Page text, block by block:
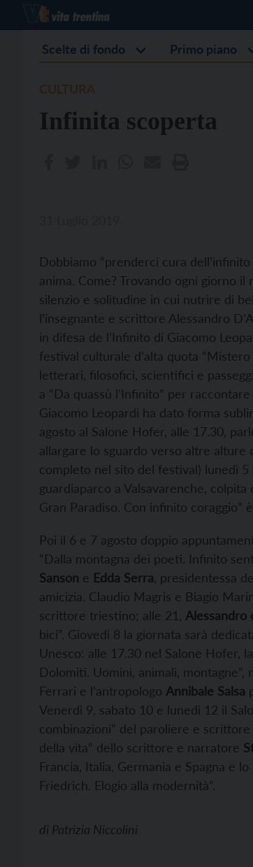
Scelte di fondo Primo piano
Infinita scoperta
Dobbiamo “prenderci cura
anima. Come? Trovando ogni giorno
silenzio e solitudine in cui nutrire di
l’insegnante e scrittore Alessandro
in difesa de l’Infinito di Giacomo
festival culturale d’alta quota
letterari, filosofici, scientifici e
a “Da quassù l’Infinito” per
Giacomo Leopardi ha dato forma
agosto al Salone Hofer, alle 17.30,
allargare lo sguardo verso altre
completo nel sito del festival) lunedì 5
guardiaparco a Valsavarenche,
Gran Paradiso. Con infinito coraggio”
Poi il 6 e 7 agosto doppio
“Dalla montagna dei poeti. Infinito
Sanson e Edda Serra , presidentessa
amicizia. Claudio Magris e Biagio
scrittore triestino; alle 21, Alessandro
bici”. Giovedì 8 la giornata sarà
Unesco: alle 17.30 nel Salone Hofer,
Dolomiti. Uomini, animali, montagne”,
Ferrari e l’antropologo Annibale Salsa
Venerdì 9, sabato 10 e lunedì 12 il
combinazioni” del paroliere e scrittore
della vita” dello scrittore e narratore
Francia, Italia, Germania e Spagna e
Friedrich. Elogio alla modernità”.
di Patrizia Niccolini